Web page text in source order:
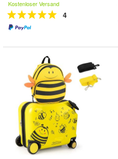
Kostenloser Versand
4